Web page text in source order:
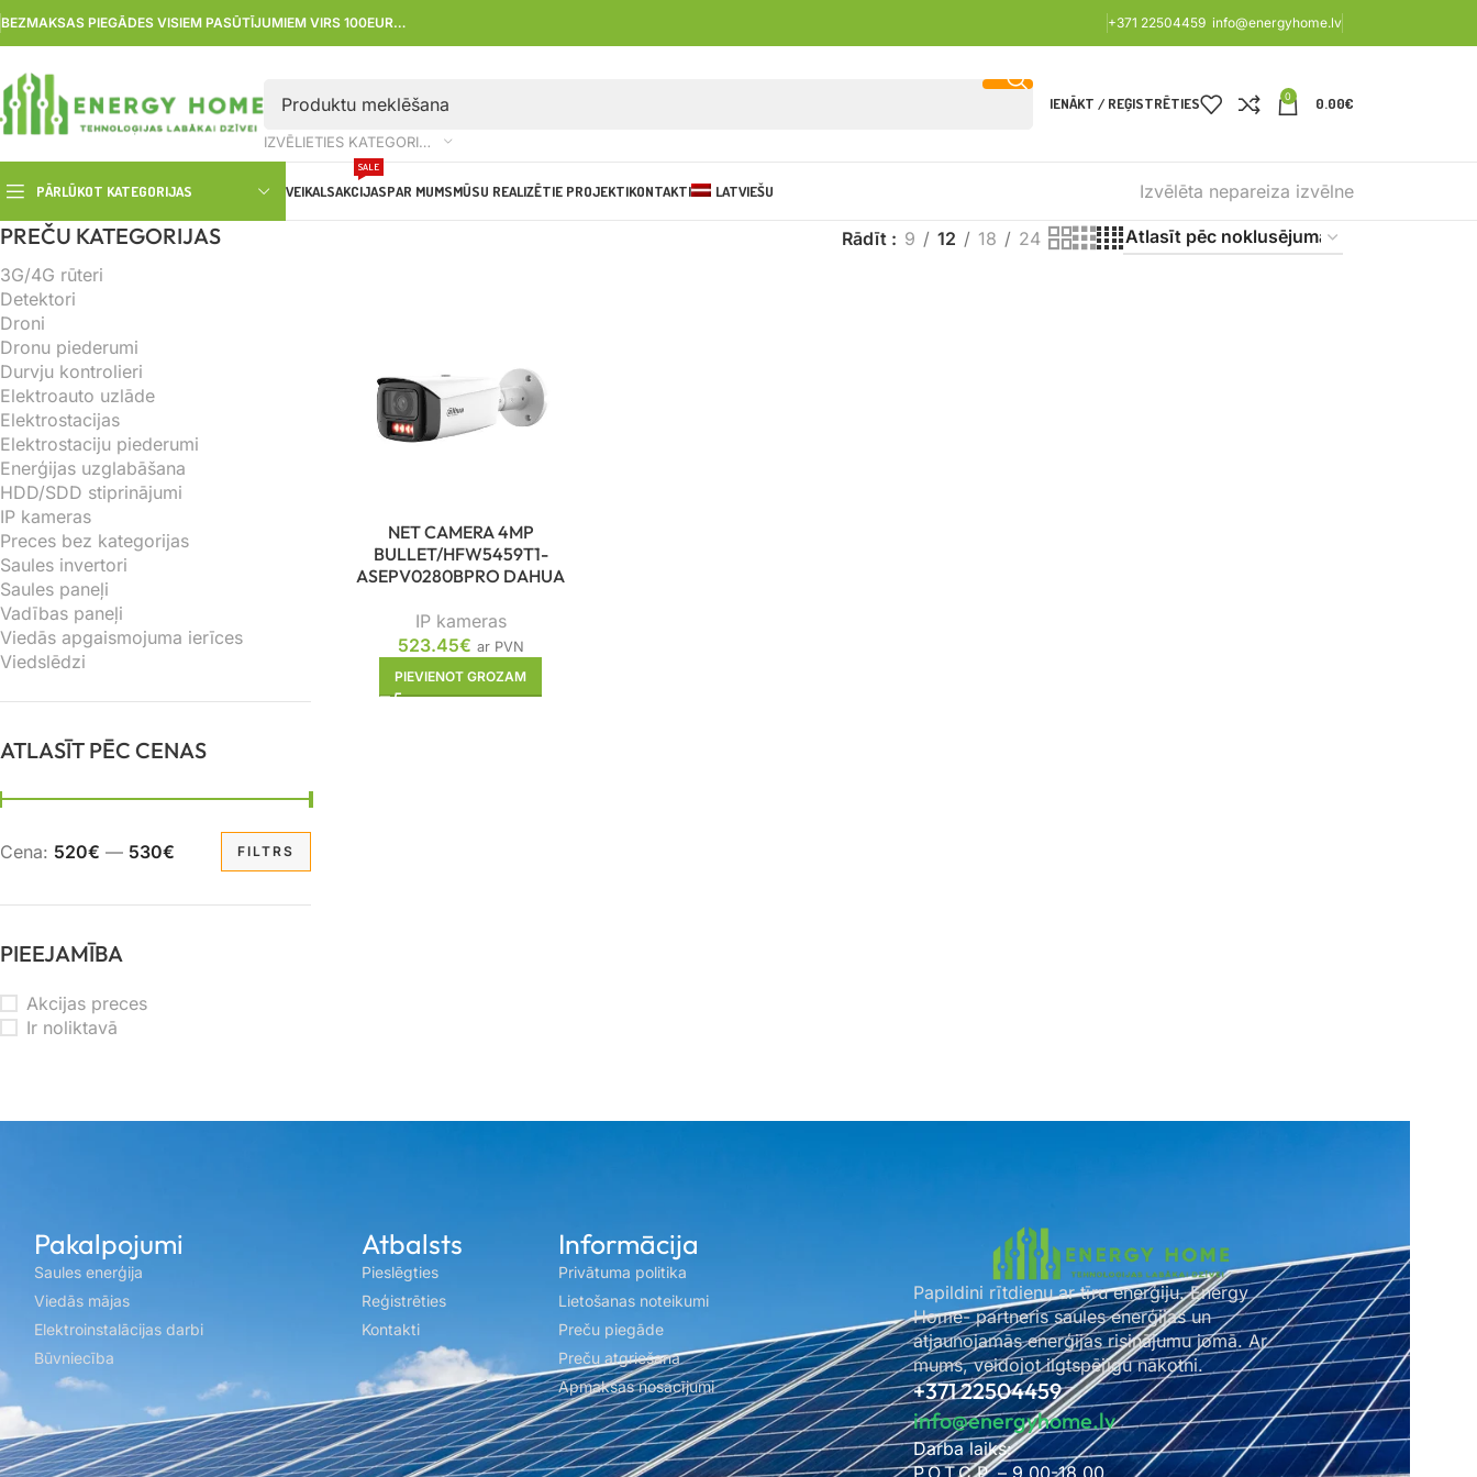
BEZMAKSAS PIEGĀDES VISIEM PASŪTĪJUMIEM VIRS 100EUR… +371 22504459 info@energyhome.lv
IZVĒLIETIES KATEGORIJU
IENĀKT / REĢISTRĒTIES 0 0.00€
PĀRLŪKOT KATEGORIJAS VEIKALSAKCIJAS
SALE
PAR MUMSMŪSU REALIZĒTIE PROJEKTIKONTAKTI LATVIEŠU Izvēlēta nepareiza izvēlne
PREČU KATEGORIJAS
3G/4G rūteri
Detektori
Droni
Dronu piederumi
Durvju kontrolieri
Elektroauto uzlāde
Elektrostacijas
Elektrostaciju piederumi
Enerģijas uzglabāšana
HDD/SDD stiprinājumi
IP kameras
Preces bez kategorijas
Saules invertori
Saules paneļi
Vadības paneļi
Viedās apgaismojuma ierīces
Viedslēdzi
ATLASĪT PĒC CENAS
FILTRS
Cena: 520€ — 530€
PIEEJAMĪBA
Akcijas preces
Ir noliktavā
Rādīt 9 12 18 24
NET CAMERA 4MP
BULLET/HFW5459T1-
ASEPV0280BPRO DAHUA
IP kameras
523.45€ ar PVN
PIEVIENOT GROZAM
Pakalpojumi
Saules enerģija
Viedās mājas
Elektroinstalācijas darbi
Būvniecība
Atbalsts
Pieslēgties
Reģistrēties
Kontakti
Informācija
Privātuma politika
Lietošanas noteikumi
Preču piegāde
Preču atgriešana
Apmaksas nosacījumi
Papildini rītdienu ar tīru enerģiju. Energy
Home- partneris saules enerģijas un
atjaunojamās enerģijas risinājumu jomā. Ar
mums, veidojot ilgtspējīgu nākotni.
+371 22504459
info@energyhome.lv
Darba laiks:
P.O.T.C.P. – 9.00-18.00